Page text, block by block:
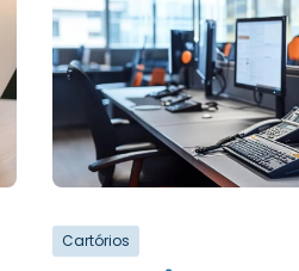
Cartórios